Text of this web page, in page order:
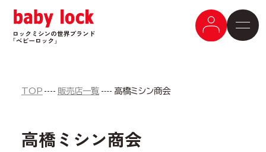
TOP 販売店一覧 高橋ミシン商会
高橋ミシン商会